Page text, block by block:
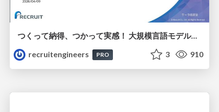
つくって納得、つかって実感！ 大規模言語モデルことはじめ ver2.0
recruitengineers
PRO 3 910